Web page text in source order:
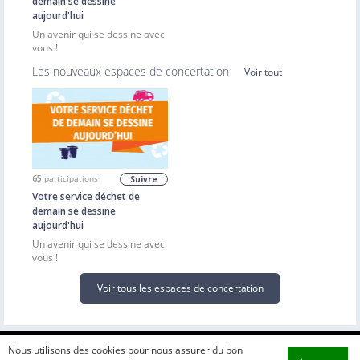
aujourd'hui
Un avenir qui se dessine avec
vous !
Les nouveaux espaces de concertation Voir tout
65 participations Suivre
Votre service déchet de
demain se dessine
aujourd'hui
Un avenir qui se dessine avec
vous !
Voir tous les espaces de concertation
Nous utilisons des cookies pour nous assurer du bon